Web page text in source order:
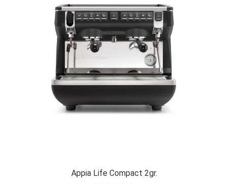
Appia Life Compact 2gr.